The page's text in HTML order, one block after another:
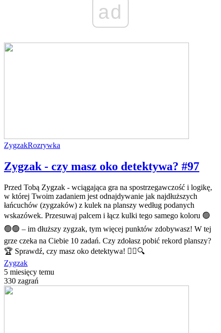
ad
ZygzakRozrywka
Zygzak - czy masz oko detektywa? #97
Przed Tobą Zygzak - wciągająca gra na spostrzegawczość i logikę,
w której Twoim zadaniem jest odnajdywanie jak najdłuższych
łańcuchów (zygzaków) z kulek na planszy według podanych
wskazówek. Przesuwaj palcem i łącz kulki tego samego koloru 🟢
🟢🟢 – im dłuższy zygzak, tym więcej punktów zdobywasz! W tej
grze czeka na Ciebie 10 zadań. Czy zdołasz pobić rekord planszy?
🏆 Sprawdź, czy masz oko detektywa! 🕵️‍♂️🔍
Zygzak
5 miesięcy temu
330 zagrań